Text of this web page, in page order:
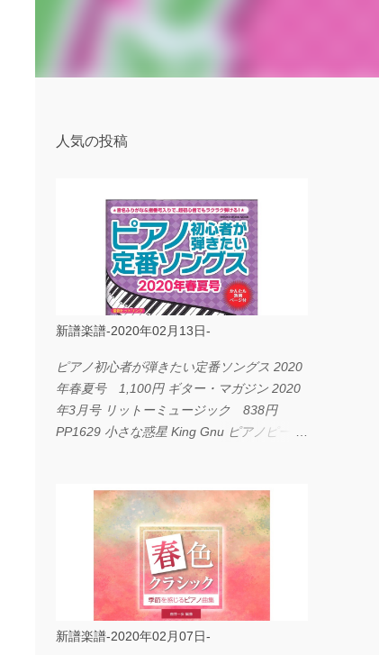
人気の投稿
新譜楽譜-2020年02月13日-
ピアノ初心者が弾きたい定番ソングス 2020
年春夏号 1,100円 ギター・マガジン 2020
年3月号 リットーミュージック 838円
PP1629 小さな惑星 King Gnu ピアノピース
LOVE... Official髭男dism バンドピース フェ
アリー 825円
新譜楽譜-2020年02月07日-